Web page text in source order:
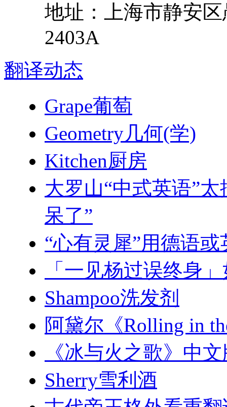
地址：
上海市静安区
2403A
翻译动态
Grape葡萄
Geometry几何(学)
Kitchen厨房
大罗山“中式英语”
呆了”
“心有灵犀”用德语
「一见杨过误终身
Shampoo洗发剂
阿黛尔《Rolling in
《冰与火之歌》中
Sherry雪利酒